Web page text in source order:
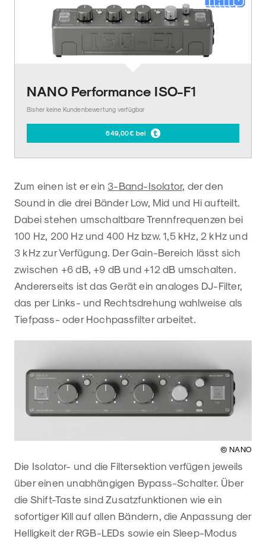
NANO Performance ISO-F1
Bisher keine Kundenbewertung verfügbar
649,00€ bei
Zum einen ist er ein 3-Band-Isolator, der den
Sound in die drei Bänder Low, Mid und Hi aufteilt.
Dabei stehen umschaltbare Trennfrequenzen bei
100 Hz, 200 Hz und 400 Hz bzw. 1,5 kHz, 2 kHz und
3 kHz zur Verfügung. Der Gain-Bereich lässt sich
zwischen +6 dB, +9 dB und +12 dB umschalten.
Andererseits ist das Gerät ein analoges DJ-Filter,
das per Links- und Rechtsdrehung wahlweise als
Tiefpass- oder Hochpassfilter arbeitet.
© NANO
Die Isolator- und die Filtersektion verfügen jeweils
über einen unabhängigen Bypass-Schalter. Über
die Shift-Taste sind Zusatzfunktionen wie ein
sofortiger Kill auf allen Bändern, die Anpassung der
Helligkeit der RGB-LEDs sowie ein Sleep-Modus